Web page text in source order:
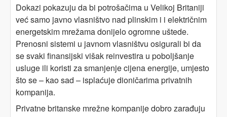
Dokazi pokazuju da bi potrošačima u Velikoj Britaniji
već samo javno vlasništvo nad plinskim i i električnim
energetskim mrežama donijelo ogromne uštede.
Prenosni sistemi u javnom vlasništvu osigurali bi da
se svaki finansijski višak reinvestira u poboljšanje
usluge ili koristi za smanjenje cijena energije, umjesto
što se – kao sad – isplaćuje dioničarima privatnih
kompanija.
Privatne britanske mrežne kompanije dobro zarađuju